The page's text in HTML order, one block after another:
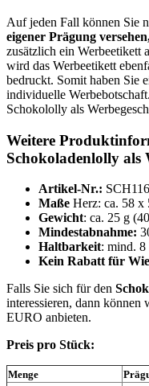
Auf jeden Fall können Sie
eigener Prägung
zusätzlich ein Werbeetikett
wird das Werbeetikett
bedruckt. Somit haben Sie
individuelle
Schokololly als
Weitere
Schokoladenlolly als
Artikel-Nr.:
Maße Herz: ca. 58 x
Gewicht: ca. 25 g
Mindestabnahme:
Haltbarkeit: mind. 8
Kein Rabatt für
Falls Sie sich für den
interessieren, dann können
EURO anbieten.
Preis pro Stück:
Menge